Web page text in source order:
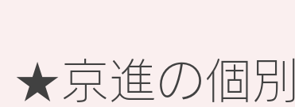
★京進の個